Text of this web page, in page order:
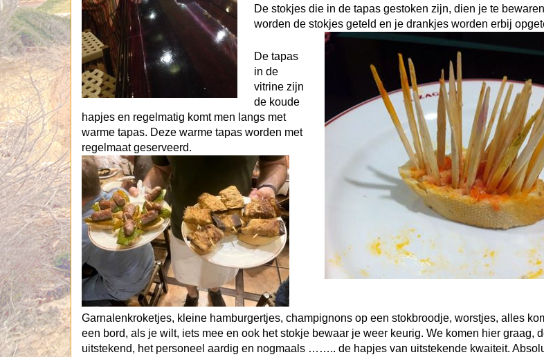
De stokjes die in de tapas gestoken zijn, dien je te
worden de stokjes geteld en je drankjes worden erbij
De tapas
in de
vitrine zijn
de koude
hapjes en regelmatig komt men langs met
warme tapas. Deze warme tapas worden met
regelmaat geserveerd.
Garnalenkroketjes, kleine hamburgertjes, champignons op een stokbroodje, worstjes, alles
een bord, als je wilt, iets mee en ook het stokje bewaar je weer keurig. We komen hier graag,
uitstekend, het personeel aardig en nogmaals …….. de hapjes van uitstekende kwaiteit.